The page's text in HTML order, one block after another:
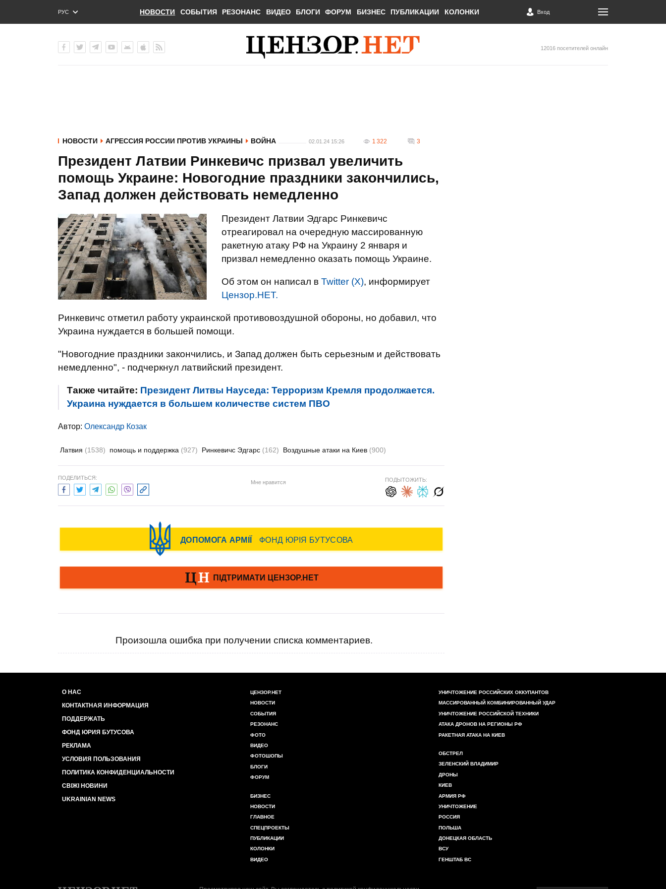
РУС
ENG
НОВОСТИ СОБЫТИЯ РЕЗОНАНС ВИДЕО БЛОГИ ФОРУМ БИЗНЕС ПУБЛИКАЦИИ КОЛОНКИ Вход
12016 посетителей онлайн
НОВОСТИ АГРЕССИЯ РОССИИ ПРОТИВ УКРАИНЫ ВОЙНА 02.01.24 15:26 1 322 3
Президент Латвии Ринкевичс призвал увеличить
помощь Украине: Новогодние праздники закончились,
Запад должен действовать немедленно
Президент Латвии Эдгарс Ринкевичс
отреагировал на очередную массированную
ракетную атаку РФ на Украину 2 января и
призвал немедленно оказать помощь Украине.
Об этом он написал в Twitter (X), информирует
Цензор.НЕТ.
Ринкевичс отметил работу украинской противовоздушной обороны, но добавил, что
Украина нуждается в большей помощи.
"Новогодние праздники закончились, и Запад должен быть серьезным и действовать
немедленно", - подчеркнул латвийский президент.
Также читайте: Президент Литвы Науседа: Терроризм Кремля продолжается.
Украина нуждается в большем количестве систем ПВО
Автор: Олександр Козак
Латвия (1538) помощь и поддержка (927) Ринкевичс Эдгарс (162) Воздушные атаки на Киев (900)
ПОДЕЛИТЬСЯ:
Мне нравится ПОДЫТОЖИТЬ:
Произошла ошибка при получении списка комментариев.
О НАС
КОНТАКТНАЯ ИНФОРМАЦИЯ
ПОДДЕРЖАТЬ
ФОНД ЮРИЯ БУТУСОВА
РЕКЛАМА
УСЛОВИЯ ПОЛЬЗОВАНИЯ
ПОЛИТИКА КОНФИДЕНЦИАЛЬНОСТИ
СВІЖІ НОВИНИ
UKRAINIAN NEWS
ЦЕНЗОР.НЕТ
НОВОСТИ
СОБЫТИЯ
РЕЗОНАНС
ФОТО
ВИДЕО
ФОТОШОПЫ
БЛОГИ
ФОРУМ
БИЗНЕС
НОВОСТИ
ГЛАВНОЕ
СПЕЦПРОЕКТЫ
ПУБЛИКАЦИИ
КОЛОНКИ
ВИДЕО
УНИЧТОЖЕНИЕ РОССИЙСКИХ ОККУПАНТОВ
МАССИРОВАННЫЙ КОМБИНИРОВАННЫЙ УДАР
УНИЧТОЖЕНИЕ РОССИЙСКОЙ ТЕХНИКИ
АТАКА ДРОНОВ НА РЕГИОНЫ РФ
РАКЕТНАЯ АТАКА НА КИЕВ
ОБСТРЕЛ
ЗЕЛЕНСКИЙ ВЛАДИМИР
ДРОНЫ
КИЕВ
АРМИЯ РФ
УНИЧТОЖЕНИЕ
РОССИЯ
ПОЛЬША
ДОНЕЦКАЯ ОБЛАСТЬ
ВСУ
ГЕНШТАБ ВС